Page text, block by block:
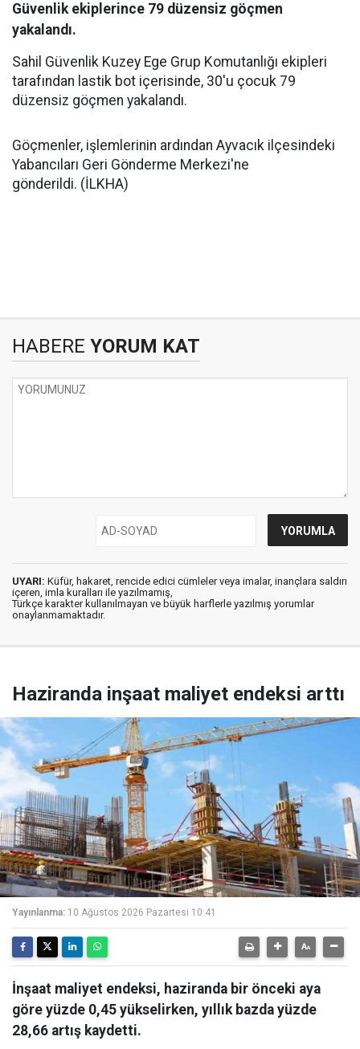
Güvenlik ekiplerince 79 düzensiz göçmen
yakalandı.
Sahil Güvenlik Kuzey Ege Grup Komutanlığı ekipleri
tarafından lastik bot içerisinde, 30'u çocuk 79
düzensiz göçmen yakalandı.
Göçmenler, işlemlerinin ardından Ayvacık ilçesindeki
Yabancıları Geri Gönderme Merkezi'ne
gönderildi. (İLKHA)
HABERE YORUM KAT
UYARI: Küfür, hakaret, rencide edici cümleler veya imalar, inançlara saldırı
içeren, imla kuralları ile yazılmamış,
Türkçe karakter kullanılmayan ve büyük harflerle yazılmış yorumlar
onaylanmamaktadır.
Haziranda inşaat maliyet endeksi arttı
Yayınlanma: 10 Ağustos 2026 Pazartesi 10:41
İnşaat maliyet endeksi, haziranda bir önceki aya
göre yüzde 0,45 yükselirken, yıllık bazda yüzde
28,66 artış kaydetti.